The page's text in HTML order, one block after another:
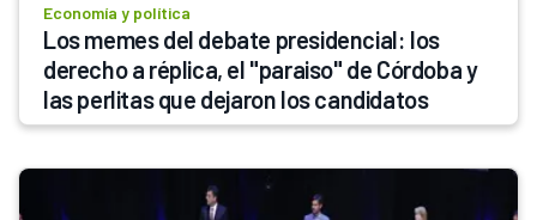
Economía y política
Los memes del debate presidencial: los
derecho a réplica, el "paraiso" de Córdoba y
las perlitas que dejaron los candidatos